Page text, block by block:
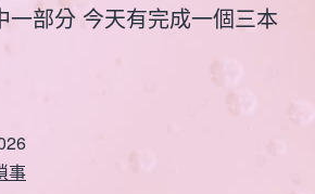
一部分 今天有完成一個三本
事